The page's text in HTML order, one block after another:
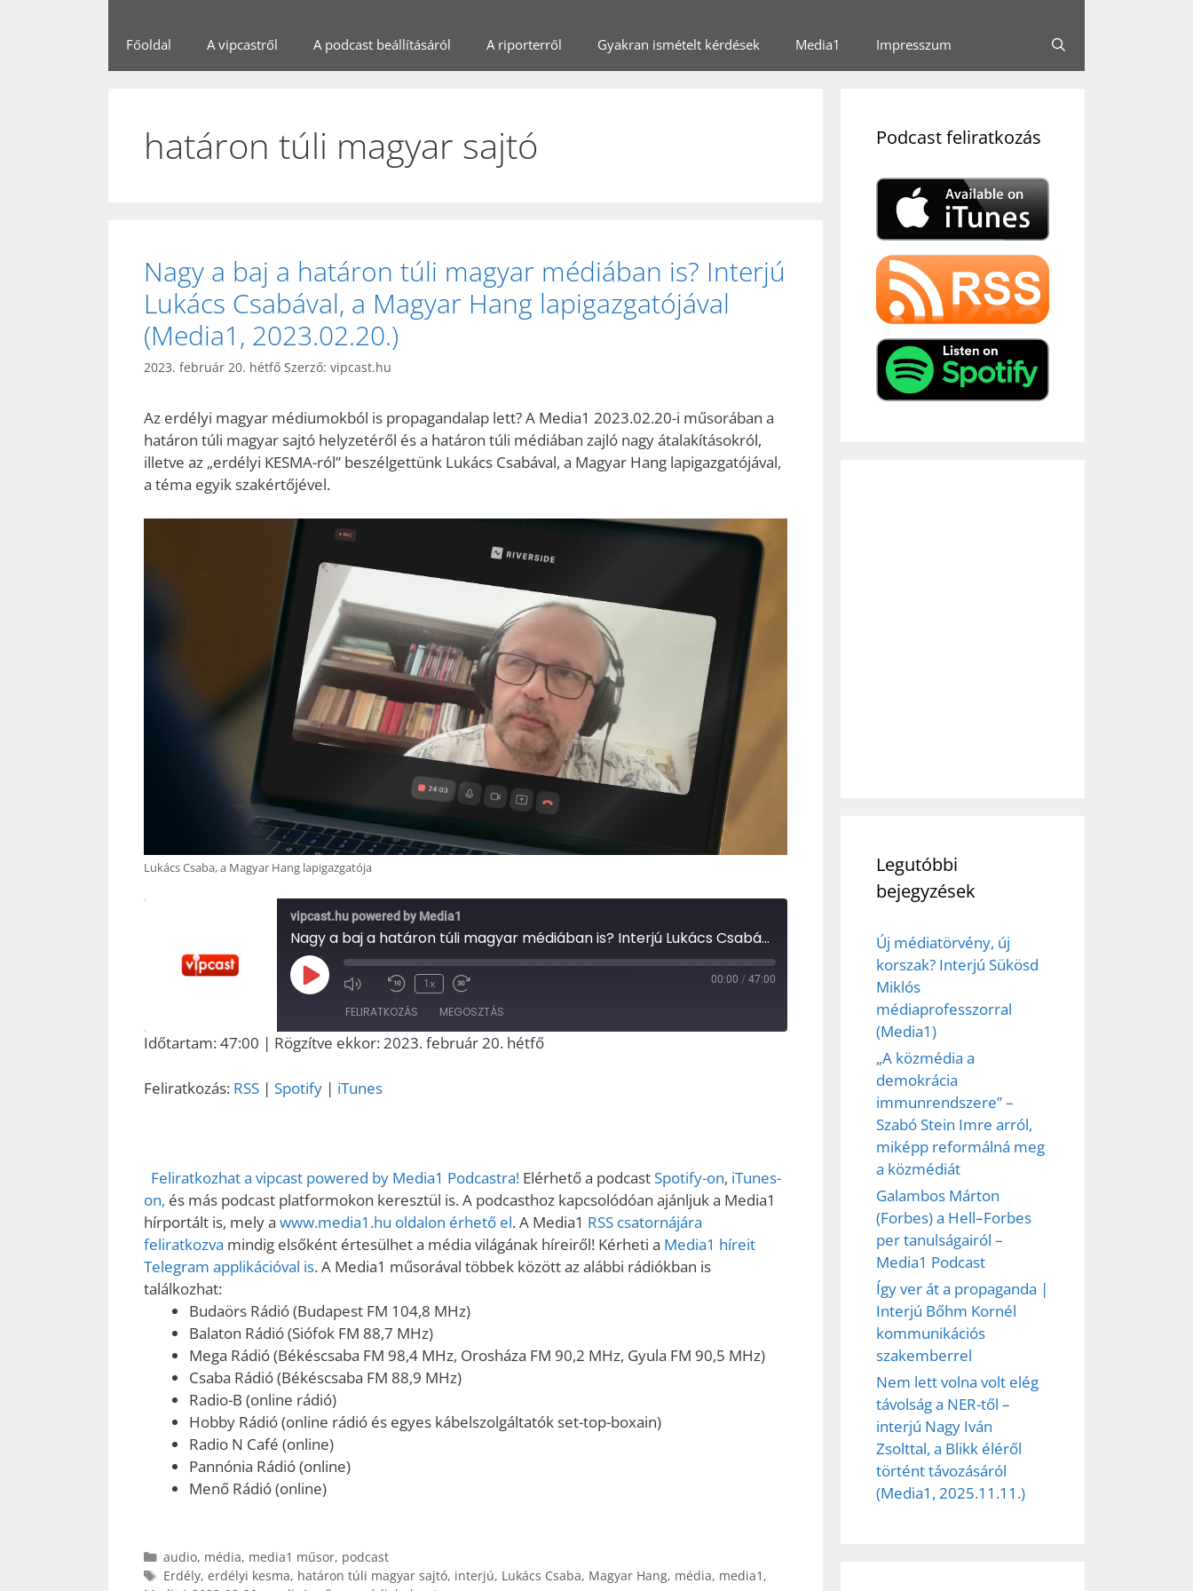
Főoldal A vipcastről A podcast beállításáról A riporterről Gyakran ismételt kérdések Media1 Impresszum
határon túli magyar sajtó
Nagy a baj a határon túli magyar médiában is? Interjú
Lukács Csabával, a Magyar Hang lapigazgatójával
(Media1, 2023.02.20.)
2023. február 20. hétfő Szerző: vipcast.hu
Az erdélyi magyar médiumokból is propagandalap lett? A Media1 2023.02.20-i műsorában a
határon túli magyar sajtó helyzetéről és a határon túli médiában zajló nagy átalakításokról,
illetve az „erdélyi KESMA-ról” beszélgettünk Lukács Csabával, a Magyar Hang lapigazgatójával,
a téma egyik szakértőjével.
Lukács Csaba, a Magyar Hang lapigazgatója
vipcast.hu powered by Media1
Nagy a baj a határon túli magyar médiában is? Interjú Lukács Csabával, a Magyar Hang lapigazgatójával (Media1, 2023.02.20.)
Play
Episode
1x 00:00 / 47:00
FELIRATKOZÁS MEGOSZTÁS
Időtartam: 47:00 | Rögzítve ekkor: 2023. február 20. hétfő
Feliratkozás: RSS | Spotify | iTunes
Feliratkozhat a vipcast powered by Media1 Podcastra! Elérhető a podcastSpotify-on, iTunes-
on, és más podcast platformokon keresztül is. A podcasthoz kapcsolódóan ajánljuk a Media1
hírportált is, mely a www.media1.hu oldalon érhető el. A Media1 RSS csatornájára
feliratkozva mindig elsőként értesülhet a média világának híreiről! Kérheti a Media1 híreit
Telegram applikációval is. A Media1 műsorával többek között az alábbi rádiókban is
találkozhat:
Budaörs Rádió (Budapest FM 104,8 MHz)
Balaton Rádió (Siófok FM 88,7 MHz)
Mega Rádió (Békéscsaba FM 98,4 MHz, Orosháza FM 90,2 MHz, Gyula FM 90,5 MHz)
Csaba Rádió (Békéscsaba FM 88,9 MHz)
Radio-B (online rádió)
Hobby Rádió (online rádió és egyes kábelszolgáltatók set-top-boxain)
Radio N Café (online)
Pannónia Rádió (online)
Menő Rádió (online)
Kategória
audio, média, media1 műsor, podcast
Címkék
Erdély, erdélyi kesma, határon túli magyar sajtó, interjú, Lukács Csaba, Magyar Hang, média, media1 ,
Podcast feliratkozás
Legutóbbi
bejegyzések
Új médiatörvény, új
korszak? Interjú Sükösd
Miklós
médiaprofesszorral
(Media1)
„A közmédia a
demokrácia
immunrendszere” –
Szabó Stein Imre arról,
miképp reformálná meg
a közmédiát
Galambos Márton
(Forbes) a Hell–Forbes
per tanulságairól –
Media1 Podcast
Így ver át a propaganda |
Interjú Bőhm Kornél
kommunikációs
szakemberrel
Nem lett volna volt elég
távolság a NER-től –
interjú Nagy Iván
Zsolttal, a Blikk éléről
történt távozásáról
(Media1, 2025.11.11.)